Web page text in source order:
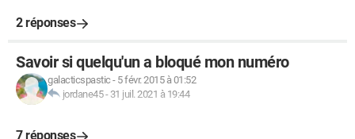
}
})
let joinMsgDelay = 0;
2 réponses
Savoir si quelqu'un a bloqué mon numéro
galacticspastic - 5 févr. 2015 à 01:52
jordane45- 31 juil. 2021 à 19:44
7 réponses